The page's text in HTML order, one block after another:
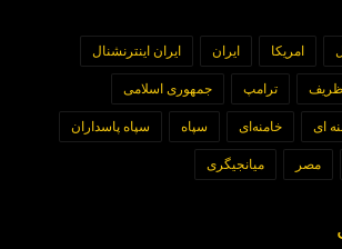
امریکا ایران ایران اینترنشنال
ظریف ترامپ جمهوری اسلامی
ای خامنه‌ای سپاه سپاه پاسداران
مصر میانجیگری